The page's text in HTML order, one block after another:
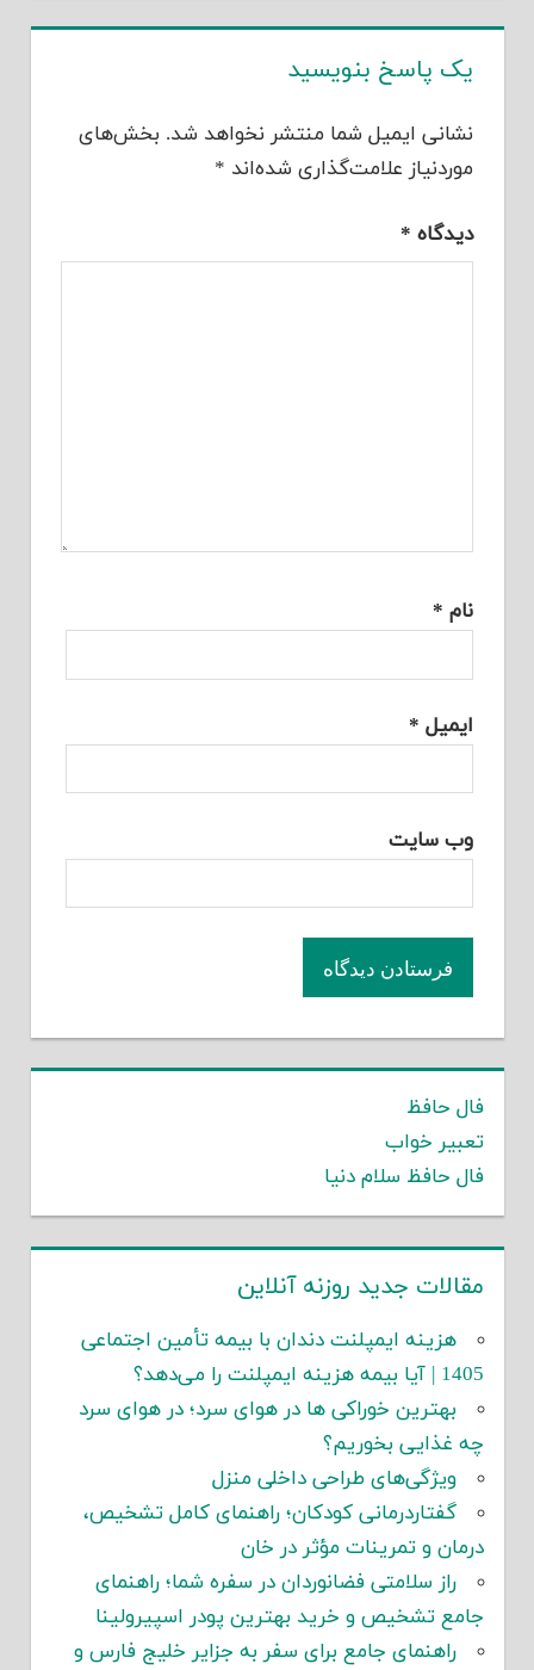
یک پاسخ بنویسید
نشانی ایمیل شما منتشر نخواهد شد. بخش‌های
موردنیاز علامت‌گذاری شده‌اند *
دیدگاه *
نام *
ایمیل *
وب‌ سایت
فال حافظ
تعبیر خواب
فال حافظ سلام دنیا
مقالات جدید روزنه آنلاین
هزینه ایمپلنت دندان با بیمه تأمین اجتماعی
1405 | آیا بیمه هزینه ایمپلنت را می‌دهد؟
بهترین خوراکی ها در هوای سرد؛ در هوای سرد
چه غذایی بخوریم؟
ویژگی‌های طراحی داخلی منزل
گفتاردرمانی کودکان؛ راهنمای کامل تشخیص،
درمان و تمرینات مؤثر در خان
راز سلامتی فضانوردان در سفره شما؛ راهنمای
جامع تشخیص و خرید بهترین پودر اسپیرولینا
راهنمای جامع برای سفر به جزایر خلیج فارس و